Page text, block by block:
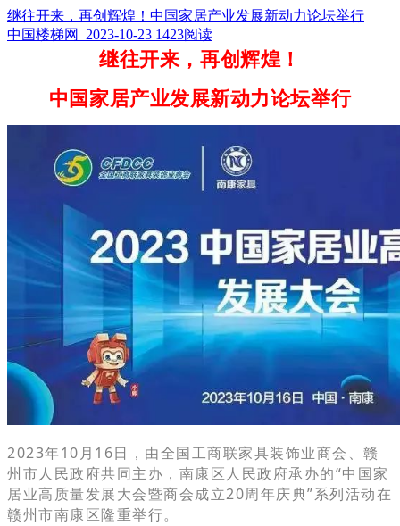
继往开来，再创辉煌！中国家居产业发展新动力论坛举行
中国楼梯网 2023-10-23 1423阅读
继往开来，再创辉煌！
中国家居产业发展新动力论坛举行
2023年10月16日，由全国工商联家具装饰业商会、赣
州市人民政府共同主办，南康区人民政府承办的“中国家
居业高质量发展大会暨商会成立20周年庆典”系列活动在
赣州市南康区隆重举行。